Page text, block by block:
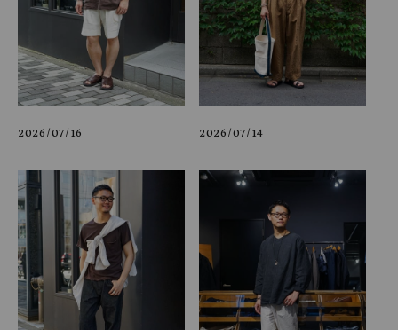
2026/07/16 2026/07/14